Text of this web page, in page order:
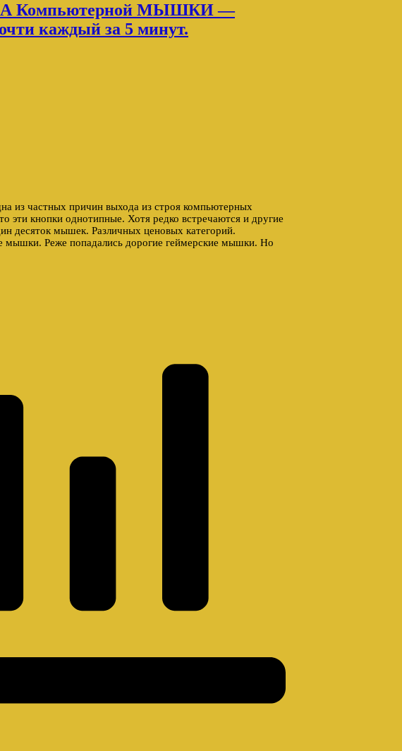
Компьютерной МЫШКИ —
каждый за 5 минут.
из частных причин выхода из строя компьютерных
эти кнопки однотипные. Хотя редко встречаются и другие
десяток мышек. Различных ценовых категорий.
Реже попадались дорогие геймерские мышки. Но